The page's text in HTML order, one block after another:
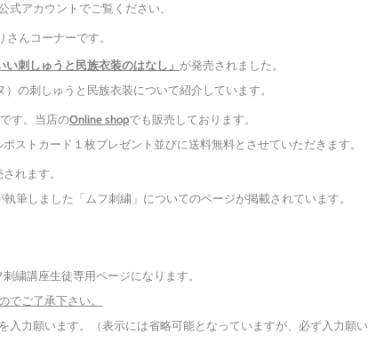
ウントでご覧ください。
んコーナーです。
い刺しゅうと民族衣装のはなし」 が発売されました。
ゅうと民族衣装について紹介しています。
。当店のOnline shopでも販売しております。
ド１枚プレゼント並びに送料無料とさせていただきます。
れます。
した「ムフ刺繍」についてのページが掲載されています。
座生徒専用ページになります。
でご了承下さい。
ます。（表示には省略可能となっていますが、必ず入力願い